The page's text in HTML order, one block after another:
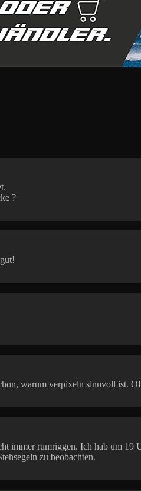
?
warum verpixeln sinnvoll ist.
immer rumriggen. Ich hab um
zu beobachten.